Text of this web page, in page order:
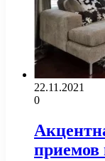
22.11.2021
0
приемов